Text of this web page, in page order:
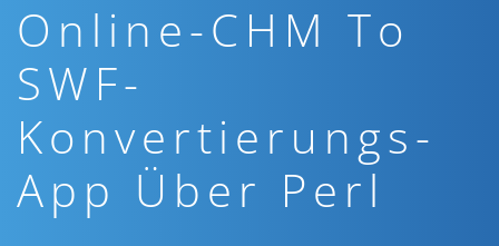
Online-CHM To
SWF-
Konvertierungs-
App Über Perl